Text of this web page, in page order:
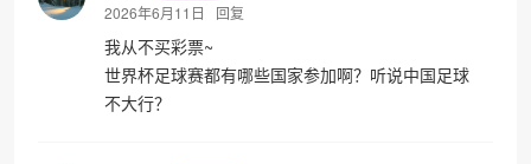
2026年6月11日 回复
我从不买彩票~
世界杯足球赛都有哪些国家参加啊？听说中国足球
不大行？